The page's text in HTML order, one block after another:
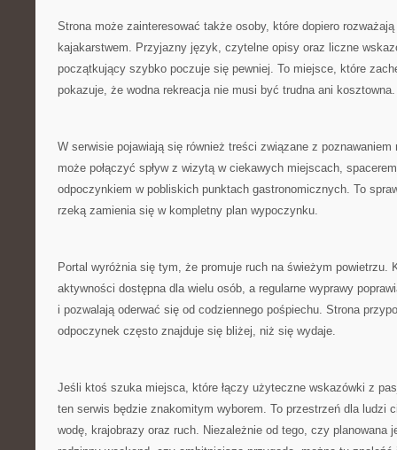
Strona może zainteresować także osoby, które dopiero
kajakarstwem. Przyjazny język, czytelne opisy oraz liczne
początkujący szybko poczuje się pewniej. To miejsce, które
pokazuje, że wodna rekreacja nie musi być trudna ani kosztowna.
W serwisie pojawiają się również treści związane z
może połączyć spływ z wizytą w ciekawych miejscach,
odpoczynkiem w pobliskich punktach gastronomicznych. To
rzeką zamienia się w kompletny plan wypoczynku.
Portal wyróżnia się tym, że promuje ruch na świeżym powietrzu.
aktywności dostępna dla wielu osób, a regularne wyprawy
i pozwalają oderwać się od codziennego pośpiechu. Strona
odpoczynek często znajduje się bliżej, niż się wydaje.
Jeśli ktoś szuka miejsca, które łączy użyteczne wskazówki z
ten serwis będzie znakomitym wyborem. To przestrzeń dla ludzi
wodę, krajobrazy oraz ruch. Niezależnie od tego, czy planowana